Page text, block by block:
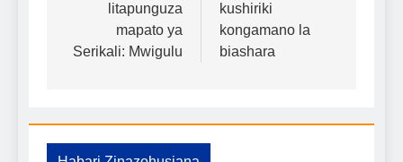
chapisho
litapunguza
mapato ya
Serikali: Mwigulu
kushiriki
kongamano la
biashara